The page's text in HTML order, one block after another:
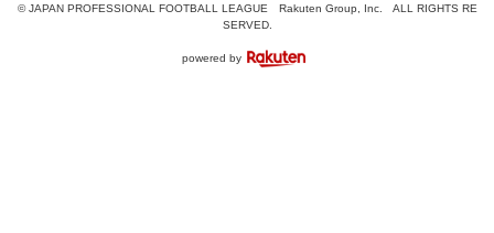
© JAPAN PROFESSIONAL FOOTBALL LEAGUE Rakuten Group, Inc. ALL RIGHTS RE
SERVED.
powered by